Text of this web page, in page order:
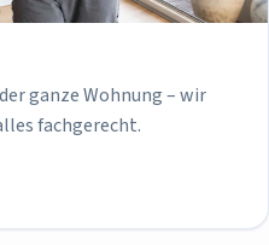
ganze Wohnung – wir
fachgerecht.